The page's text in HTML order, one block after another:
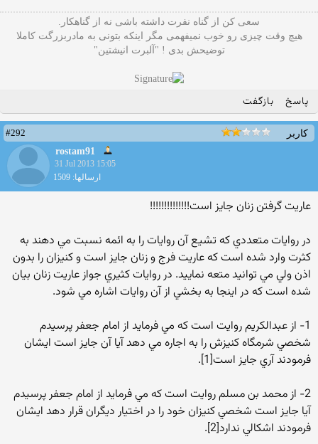
سعی کن از گناه نفرت داشته باشی نه از گناهکار.
هیچ وقت چیزی رو خوب نمیفهمی مگر اینکه بتونی به مادربزرگت کاملا
توضیحش بدی ! "آلبرت انیشتین"
پاسخ بازگفت
کاربر
#292
rostam91
31 Jul 2013 15:05
ارسالها: 1509
عاريت گرفتن زنان جايز است!!!!!!!!!!!!!!
در روايات متعددي كه تشيع آن روايات را به ائمه نسبت مي دهند به
كثرت وارد شده است كه عاريت فرج و زنان جايز است و كنيزان را بدون
اذن ولي مي توانيد متعه نماييد. در روايات كثيري جواز عاريت زنان بيان
شده است كه در اينجا به بخشي از آن روايات اشاره مي شود.
1- از عبدالكريم روايت است كه مي فرمايد از امام جعفر پرسيدم
شخصي شرمگاه كنيزش را به اجاره مي دهد آيا آن جايز است ايشان
فرمودند آري جايز است[1].
2- از محمد بن مسلم روايت است كه مي فرمايد از امام جعفر پرسيدم
آيا جايز است شخصي كنيزان خود را در اختيار ديگران قرار دهد ايشان
فرمودند اشكالي ندارد[2].